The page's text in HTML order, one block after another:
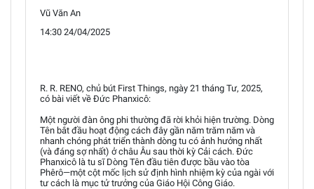
Vũ Văn An
14:30 24/04/2025
R. R. RENO, chủ bút First Things, ngày 21 tháng Tư, 2025,
có bài viết về Đức Phanxicô:
Một người đàn ông phi thường đã rời khỏi hiện trường. Dòng
Tên bắt đầu hoạt động cách đây gần năm trăm năm và
nhanh chóng phát triển thành dòng tu có ảnh hưởng nhất
(và đáng sợ nhất) ở châu Âu sau thời kỳ Cải cách. Đức
Phanxicô là tu sĩ Dòng Tên đầu tiên được bầu vào tòa
Phêrô—một cột mốc lịch sử định hình nhiệm kỳ của ngài với
tư cách là mục tử trưởng của Giáo Hội Công Giáo.